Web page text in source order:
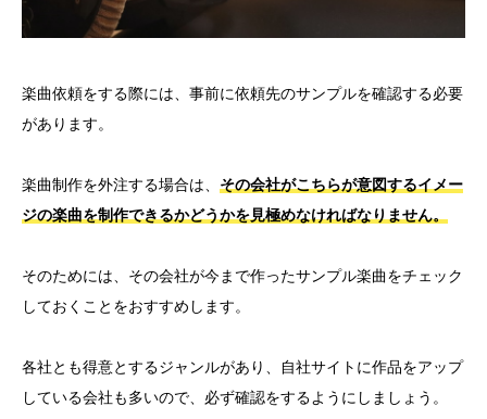
楽曲依頼をする際には、事前に依頼先のサンプルを確認する必要
があります。
楽曲制作を外注する場合は、 その会社がこちらが意図するイメー
ジの楽曲を制作できるかどうかを見極めなければなりません。
そのためには、その会社が今まで作ったサンプル楽曲をチェック
しておくことをおすすめします。
各社とも得意とするジャンルがあり、自社サイトに作品をアップ
している会社も多いので、必ず確認をするようにしましょう。